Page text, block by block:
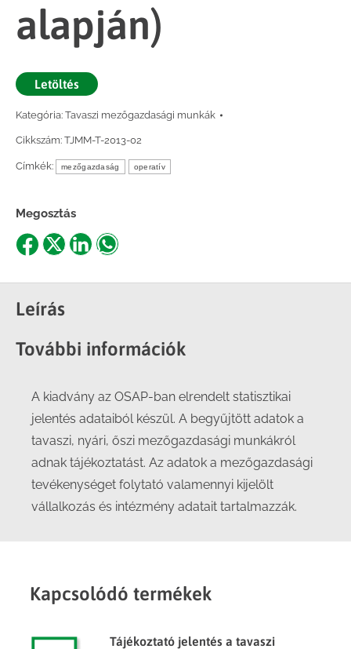
alapján)
Letöltés
Kategória: Tavaszi mezőgazdasági munkák
Cikkszám: TJMM-T-2013-02
Címkék: mezőgazdaság operatív
Megosztás
Share
Facebook
Share
X
ShareShare
Leírás
További információk
A kiadvány az OSAP-ban elrendelt statisztikai
jelentés adataiból készül. A begyűjtött adatok a
tavaszi, nyári, őszi mezőgazdasági munkákról
adnak tájékoztatást. Az adatok a mezőgazdasági
tevékenységet folytató valamennyi kijelölt
vállalkozás és intézmény adatait tartalmazzák.
Kapcsolódó termékek
Tájékoztató jelentés a tavaszi